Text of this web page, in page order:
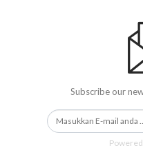
Subscribe our